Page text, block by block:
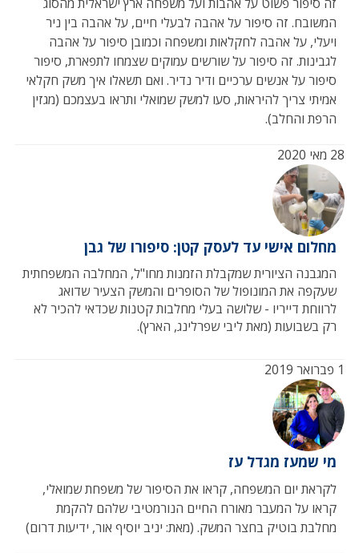
המשובח. זה סיפור על אהבה לבעלי חיים, על אהבה בין ניר
ויעלי, על אהבה לחקלאות ומשפחה וכמובן סיפור על אהבה
לגבינות. זה סיפור על שורשים עמוקים שצמחו לתפארת, סיפור
סיפור על אנשים ערכיים ודיר נדיר. ואם תשאלו איך משק חקלאי
אמיתי צריך להיראות, סעו למשק שמואלי ותראו בעצמכם (מגזין
הרפת והחלב).
מחלום אישי עד לעסק קטן: סיפורו של גבן
המגבנה הציורית שמקבלת הזמנות מחו"ל, המחלבה המשפחתית
שעקפה את המונופול של הסופרים והמשק הצעיר שדואג
לרווחת דייריו - שלושה בעלי מחלבות קטנות שכדאי להכיר לא
רק בשבועות (מאת ליבי שפרלינג, הארץ).
28 מאי 2020
מי שמעז מגדל עז
לקראת יום המשפחה, קראו את הסיפור של משפחת שמואלי,
קראו על המעבר מאורח החיים הנורמטיבי שלהם להקמת
מחלבת בוטיק בחצר המשק. (מאת: יניב יוסיף אור, ידיעות דרום)
1 פברואר 2019